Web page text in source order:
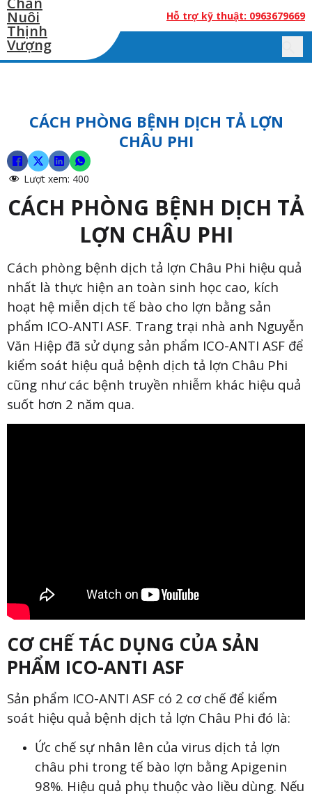
Hỗ trợ kỹ thuật: 0963679669
CÁCH PHÒNG BỆNH DỊCH TẢ LỢN
CHÂU PHI
Lượt xem: 400
CÁCH PHÒNG BỆNH DỊCH TẢ
LỢN CHÂU PHI
Cách phòng bệnh dịch tả lợn Châu Phi hiệu quả
nhất là thực hiện an toàn sinh học cao, kích
hoạt hệ miễn dịch tế bào cho lợn bằng sản
phẩm ICO-ANTI ASF. Trang trại nhà anh Nguyễn
Văn Hiệp đã sử dụng sản phẩm ICO-ANTI ASF để
kiểm soát hiệu quả bệnh dịch tả lợn Châu Phi
cũng như các bệnh truyền nhiễm khác hiệu quả
suốt hơn 2 năm qua.
CƠ CHẾ TÁC DỤNG CỦA SẢN
PHẨM ICO-ANTI ASF
Sản phẩm ICO-ANTI ASF có 2 cơ chế để kiểm
soát hiệu quả bệnh dịch tả lợn Châu Phi đó là:
Ức chế sự nhân lên của virus dịch tả lợn
châu phi trong tế bào lợn bằng Apigenin
98%. Hiệu quả phụ thuộc vào liều dùng. Nếu